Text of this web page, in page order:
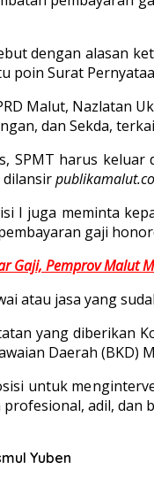
dengan alasan
poin Surat
Malut, Nazlatan
dan Sekda,
SPMT harus
dilansir
I juga meminta
gaji
Gaji, Pemprov Malut
atau jasa yang
yang diberikan
Daerah (BKD)
untuk
adil, dan
Yuben